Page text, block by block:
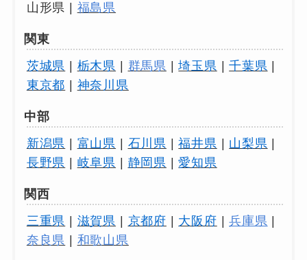
山形県 | 福島県
関東
茨城県 | 栃木県 | 群馬県 |埼玉県 |千葉県 |
東京都 | 神奈川県
中部
新潟県 | 富山県 | 石川県 |福井県 | 山梨県 |
長野県 | 岐阜県 | 静岡県 |愛知県
関西
三重県 | 滋賀県 | 京都府 | 大阪府 |兵庫県 |
奈良県 | 和歌山県